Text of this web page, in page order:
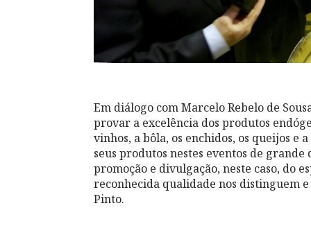
Em diálogo com Marcelo Rebelo de
provar a excelência dos produtos
vinhos, a bôla, os enchidos, os queijos e
seus produtos nestes eventos de
promoção e divulgação, neste caso, do
reconhecida qualidade nos distinguem
Pinto.